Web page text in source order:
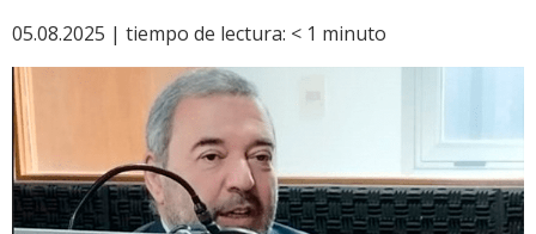
05.08.2025 | tiempo de lectura: < 1 minuto